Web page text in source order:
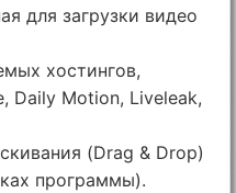
для загрузки видео
хостингов,
Daily Motion, Liveleak,
(Drag & Drop)
программы).